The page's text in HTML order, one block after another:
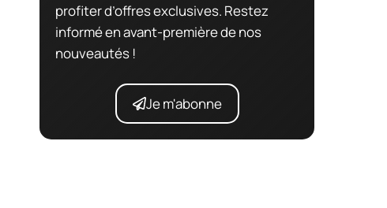
profiter d’offres exclusives. Restez
informé en avant-première de nos
nouveautés !
Je m'abonne